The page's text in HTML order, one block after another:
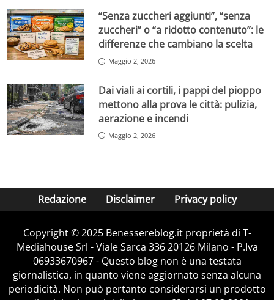
“Senza zuccheri aggiunti”, “senza
zuccheri” o “a ridotto contenuto”: le
differenze che cambiano la scelta
Maggio 2, 2026
Dai viali ai cortili, i pappi del pioppo
mettono alla prova le città: pulizia,
aerazione e incendi
Maggio 2, 2026
Redazione Disclaimer Privacy policy
Copyright © 2025 Benessereblog.it proprietà di T-
Mediahouse Srl - Viale Sarca 336 20126 Milano - P.Iva
06933670967 - Questo blog non è una testata
giornalistica, in quanto viene aggiornato senza alcuna
periodicità. Non può pertanto considerarsi un prodotto